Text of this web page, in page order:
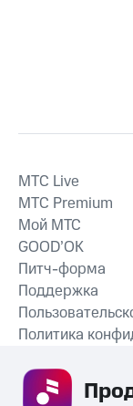
MTС Live
MTС Premium
Мой МТС
GOOD’OK
Питч-форма
Поддержка
Политика